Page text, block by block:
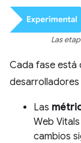
Las
Cada fase está
Las
Web
cambios